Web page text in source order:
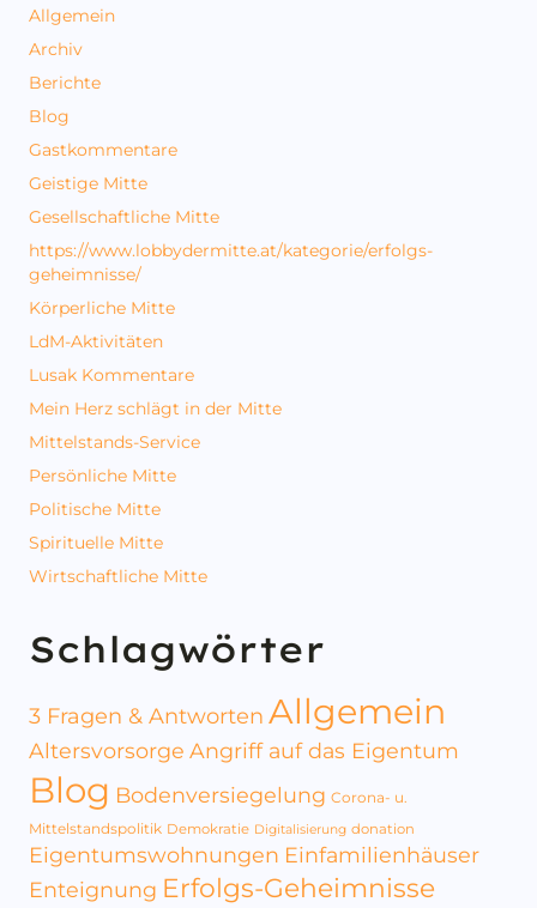
Allgemein
Archiv
Berichte
Blog
Gastkommentare
Geistige Mitte
Gesellschaftliche Mitte
https://www.lobbydermitte.at/kategorie/erfolgs-
geheimnisse/
Körperliche Mitte
LdM-Aktivitäten
Lusak Kommentare
Mein Herz schlägt in der Mitte
Mittelstands-Service
Persönliche Mitte
Politische Mitte
Spirituelle Mitte
Wirtschaftliche Mitte
Schlagwörter
3 Fragen & Antworten Allgemein
Altersvorsorge Angriff auf das Eigentum
Blog Bodenversiegelung Corona- u.
Mittelstandspolitik Demokratie Digitalisierung donation
Eigentumswohnungen Einfamilienhäuser
Enteignung Erfolgs-Geheimnisse